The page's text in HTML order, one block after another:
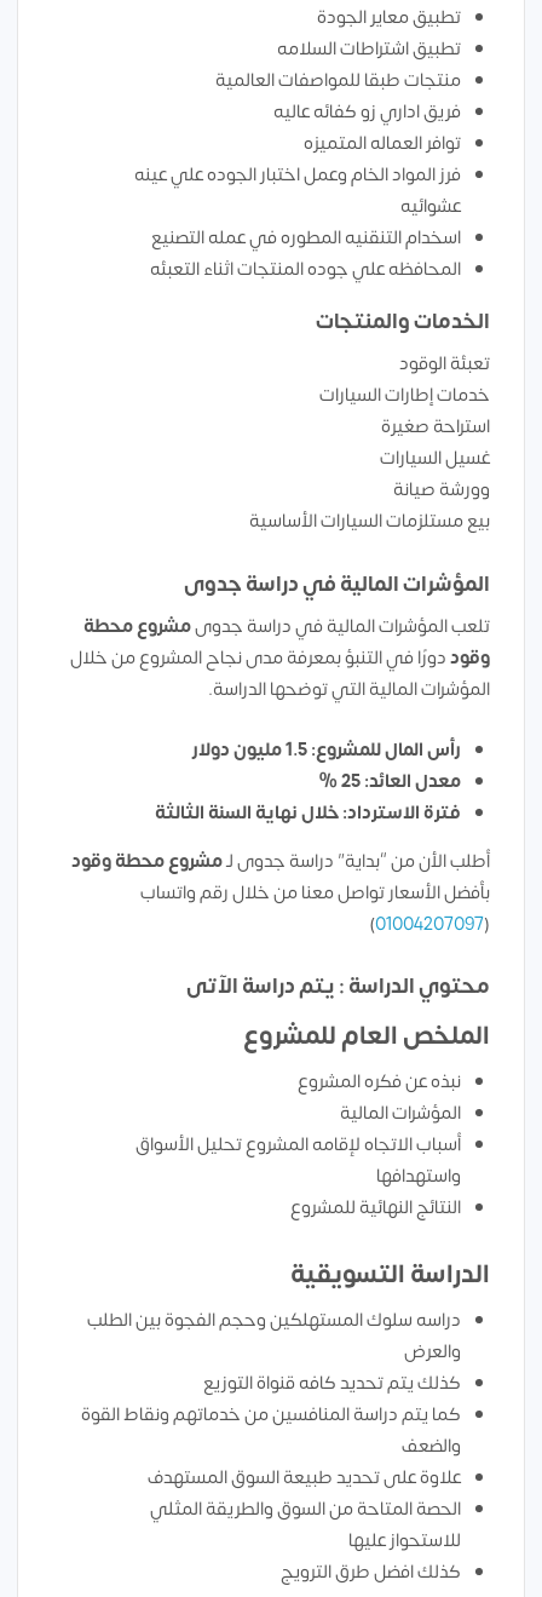
تطبيق معاير الجودة
تطبيق اشتراطات السلامه
منتجات طبقا للمواصفات العالمية
فريق اداري زو كفائه عاليه
توافر العماله المتميزه
فرز المواد الخام وعمل اختبار الجوده علي عينه
عشوائيه
اسخدام التنقنيه المطوره في عمله التصنيع
المحافظه علي جوده المنتجات اثناء التعبئه
الخدمات والمنتجات
تعبئة الوقود
خدمات إطارات السيارات
استراحة صغيرة
غسيل السيارات
وورشة صيانة
بيع مستلزمات السيارات الأساسية
المؤشرات المالية في دراسة جدوى
تلعب المؤشرات المالية في دراسة جدوىمشروع محطة
وقوددورًا في التنبؤ بمعرفة مدى نجاح المشروع من خلال
المؤشرات المالية التي توضحها الدراسة.
رأس المال للمشروع: 1.5 مليون دولار
معدل العائد: 25 %
فترة الاسترداد: خلال نهاية السنة الثالثة
أطلب الأن من “بداية” دراسة جدوى لـمشروع محطة وقود
بأفضل الأسعار تواصل معنا من خلال رقم واتساب
(
01004207097
)
محتوي الدراسة : يتم دراسة الآتى
الملخص العام للمشروع
نبذه عن فكره المشروع
المؤشرات المالية
أسباب الاتجاه لإقامه المشروع تحليل الأسواق
واستهدافها
النتائج النهائية للمشروع
الدراسة التسويقية
دراسه سلوك المستهلكين وحجم الفجوة بين الطلب
والعرض
كذلك يتم تحديد كافه قنواة التوزيع
كما يتم دراسة المنافسين من خدماتهم ونقاط القوة
والضعف
علاوة على تحديد طبيعة السوق المستهدف
الحصة المتاحة من السوق والطريقة المثلي
للاستحواز عليها
كذلك افضل طرق الترويج